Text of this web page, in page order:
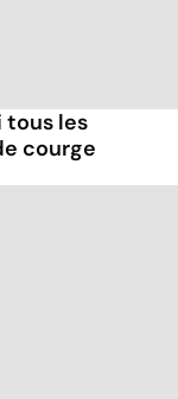
tous les
courge